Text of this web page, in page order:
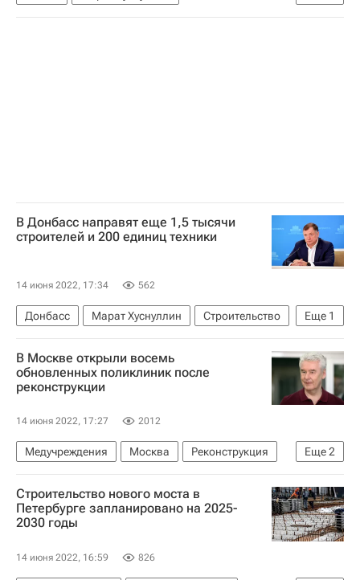
Нижний Новгород
Нижегородская область
В Донбасс направят еще 1,5 тысячи
строителей и 200 единиц техники
14 июня 2022, 17:34 562
Еще 1
Донбасс Марат Хуснуллин
Строительство
Украина
В Москве открыли восемь
обновленных поликлиник после
реконструкции
14 июня 2022, 17:27 2012
Еще2
Медучреждения Москва
Реконструкция
Инфраструктура
Социальная инфраструктура
Строительство нового моста в
Петербурге запланировано на 2025-
2030 годы
14 июня 2022, 16:59 826